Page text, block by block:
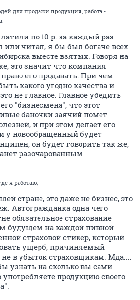
для продажи продукции, работа -
по 10 р. за каждый раз
или читал, я бы был богаче всех
вместе взятых. Говоря на
это значит что компания
право его продавать. При чем
какого угодно качества и
не главное. Главное убедить
"бизнесмена", что этот
баночки заячий помет
и при этом делает его
у новообращенный будет
он будет говорить так же,
разочарованным
я работаю,
стране, это даже не бизнес, это
Автогражданка одна чего
обязательное страхование
будущем на каждой пивной
страховой стикер, который
ущерб, причиняемый
в убыток страховщикам. Мда....
узнать на сколько вы сами
продукцию своего